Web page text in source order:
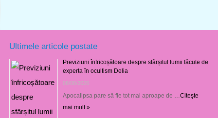
Ultimele articole postate
Previziuni înfricoșătoare despre sfârșitul lumii făcute de
experta în ocultism Delia
08/08/2026
Apocalipsa pare să fie tot mai aproape de …Citeşte
mai mult »